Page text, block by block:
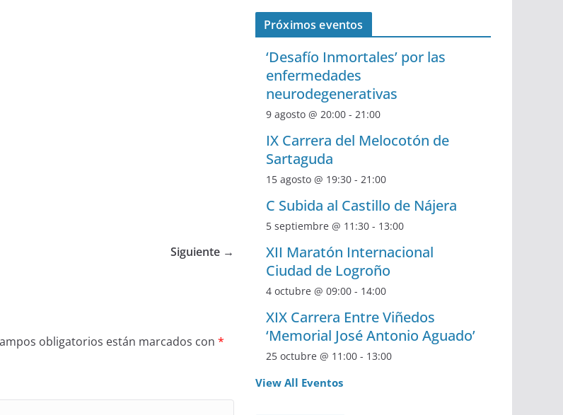
Siguiente →
obligatorios están marcados con *
Próximos eventos
‘Desafío Inmortales’ por las
enfermedades
neurodegenerativas
9 agosto @ 20:00 - 21:00
IX Carrera del Melocotón de
Sartaguda
15 agosto @ 19:30 - 21:00
C Subida al Castillo de Nájera
5 septiembre @ 11:30 - 13:00
XII Maratón Internacional
Ciudad de Logroño
4 octubre @ 09:00 - 14:00
XIX Carrera Entre Viñedos
‘Memorial José Antonio Aguado’
25 octubre @ 11:00 - 13:00
View All Eventos